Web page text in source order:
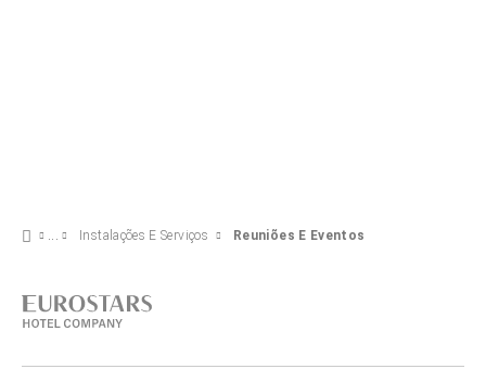
Instalações E Serviços Reuniões E Eventos